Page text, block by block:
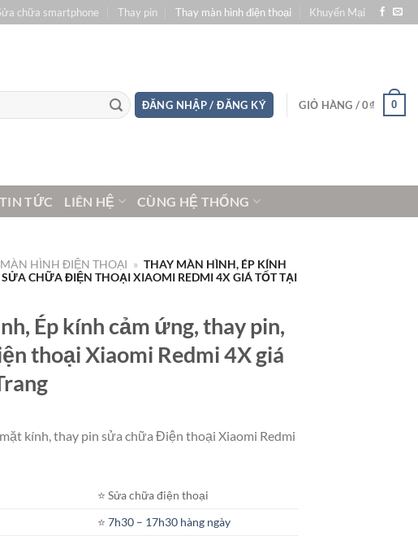
chữa smartphone Thay pin Thay màn hình điện thoại Khuyến Mại
ĐĂNG NHẬP / ĐĂNG KÝ GIỎ HÀNG /0₫ 0
TIN TỨC LIÊN HỆ CÙNG HỆ THỐNG
HÌNH ĐIỆN THOẠI » THAY MÀN HÌNH, ÉP KÍNH
CHỮA ĐIỆN THOẠI XIAOMI REDMI 4X GIÁ TỐT TẠI
Ép kính cảm ứng, thay pin,
thoại Xiaomi Redmi 4X giá
kính, thay pin sửa chữa Điện thoại Xiaomi Redmi
⭐️ Sửa chữa điện thoại
⭐️7h30 – 17h30 hàng ngày